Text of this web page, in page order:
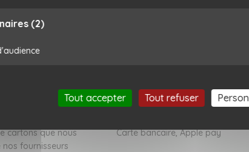
(2)
Tout accepter Tout refuser
cartons que nous
nos fournisseurs
Carte bancaire, Apple pay